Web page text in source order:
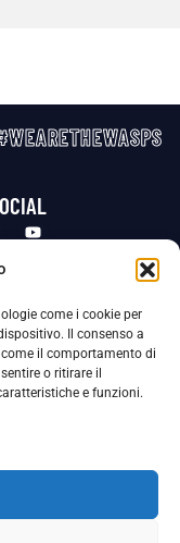
come i cookie per
Il consenso a
il comportamento di
o ritirare il
e funzioni.
specializzata che vigila sulle modalità
personali.